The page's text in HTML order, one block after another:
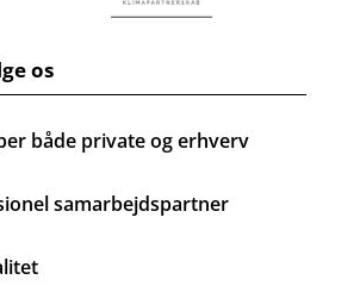
os
både private og erhverv
samarbejdspartner